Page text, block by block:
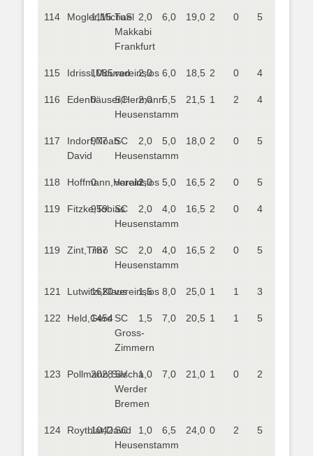
114 Mogler,Michael
1115 TuS
Makkabi
Frankfurt
2,0 6,0 19,0 2 0 5
115 Idrissi,Mourad
1085vereinslos
2,0 6,0 18,5 2 0 4
116 Edenhäuser,Hermann
0
SC
Heusenstamm
2,0 5,5 21,5 1 2 4
117
Indorf,Noah
David
977
SC
Heusenstamm
2,0 5,0 18,0 2 0 5
118 Hoffmann,Harald
0 vereinslos
2,0 5,0 16,5 2 0 5
119 Fitzke,Tobias
959
SC
Heusenstamm
2,0 4,0 16,5 2 0 4
119 Zint,Timo
787
SC
Heusenstamm
2,0 4,0 16,5 2 0 5
121 Lutwitzi,Klaus
1620vereinslos
1,5 8,0 25,0 1 1 3
122 Held,Gerd
1454SC
Gross-
Zimmern
1,5 7,0 20,5 1 1 5
123 Pollmann,Sascha
2028SV
Werder
Bremen
1,0 7,0 21,0 1 0 2
124 Roytblat,David
1042SC
Heusenstamm
1,0 6,5 24,0 0 2 5